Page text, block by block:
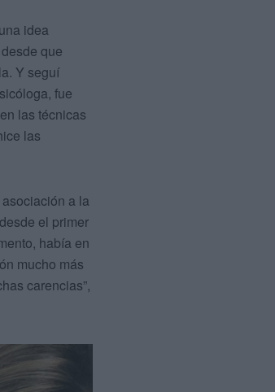
idea
que
Y seguí
fue
las técnicas
las
asociación a la
el primer
había en
mucho más
carencias”,